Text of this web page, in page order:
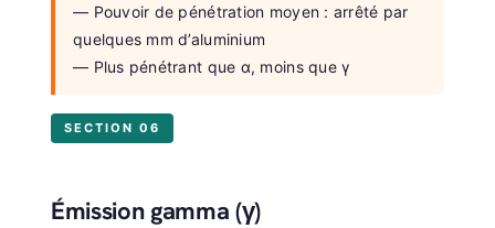
— Pouvoir de pénétration moyen : arrêté par
quelques mm d’aluminium
— Plus pénétrant que α, moins que γ
SECTION 06
Émission gamma (γ)